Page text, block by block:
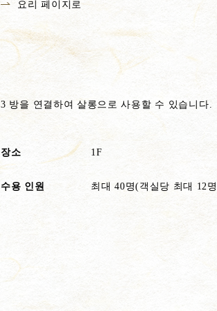
요리 페이지로
3 방을 연결하여 살롱으로 사용할 수 있습니다.
장소 1F
수용 인원 최대 40명(객실당 최대 12